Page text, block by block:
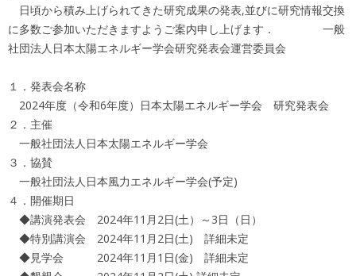
日頃から積み上げられてきた研究成果の発表,並びに研究情報交換
に多数ご参加いただきますようご案内申し上げます． 一般
社団法人日本太陽エネルギー学会研究発表会運営委員会
１．発表会名称
2024年度（令和6年度）日本太陽エネルギー学会 研究発表会
２．主催
一般社団法人日本太陽エネルギー学会
３．協賛
一般社団法人日本風力エネルギー学会(予定)
４．開催期日
◆講演発表会 2024年11月2日(土）～3日（日）
◆特別講演会 2024年11月2日(土) 詳細未定
◆見学会 2024年11月1日(金) 詳細未定